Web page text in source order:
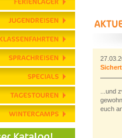
...und
euch